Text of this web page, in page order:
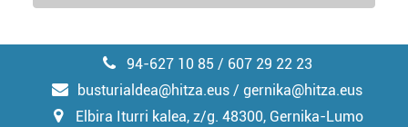
94-627 10 85 / 607 29 22 23
busturialdea@hitza.eus / gernika@hitza.eus
Elbira Iturri kalea, z/g. 48300, Gernika-Lumo